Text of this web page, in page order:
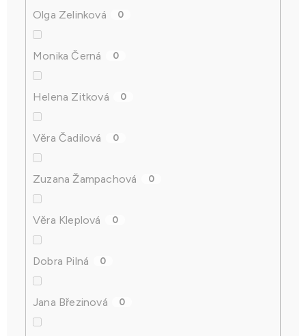
Olga Zelinková 0
Monika Černá 0
Helena Zitková 0
Věra Čadilová 0
Zuzana Žampachová 0
Věra Kleplová 0
Dobra Pilná 0
Jana Březinová 0